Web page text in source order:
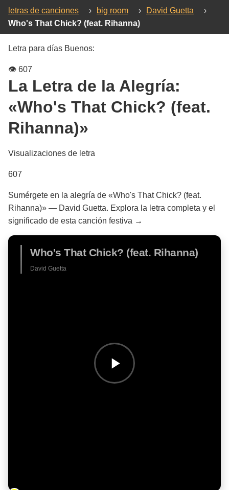
letras de canciones › big room › David Guetta
›
Who's That Chick? (feat. Rihanna)
Letra para días Buenos:
👁️ 607
La Letra de la Alegría:
«Who's That Chick? (feat.
Rihanna)»
Visualizaciones de letra
607
Sumérgete en la alegría de «Who's That Chick? (feat.
Rihanna)» — David Guetta. Explora la letra completa y el
significado de esta canción festiva →
Who's That Chick? (feat. Rihanna)
David Guetta